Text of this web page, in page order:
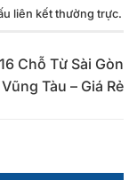
liên kết thường trực.
Chỗ Từ Sài Gòn
Tàu – Giá Rẻ